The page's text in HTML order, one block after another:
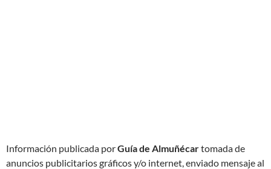
Información publicada porGuía de Almuñécartomada de
anuncios publicitarios gráficos y/o internet, enviado mensaje al